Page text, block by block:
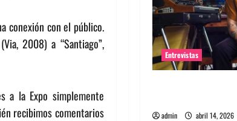
conexión con el público.
2008) a “Santiago”,
a la Expo simplemente
recibimos comentarios
Entrevistas
admin abril 14, 2026